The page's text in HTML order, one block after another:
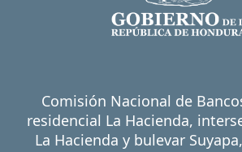
Comisión Nacional de
residencial La Hacienda,
La Hacienda y bulevar